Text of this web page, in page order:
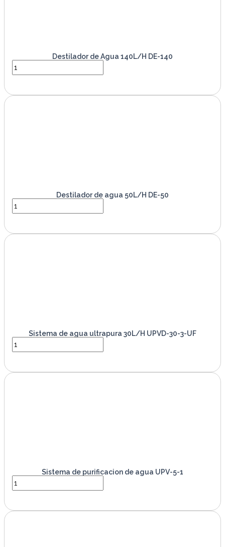
Destilador de Agua 140L/H DE-140
Destilador de agua 50L/H DE-50
Sistema de agua ultrapura 30L/H UPVD-30-3-UF
Sistema de purificacion de agua UPV-5-1